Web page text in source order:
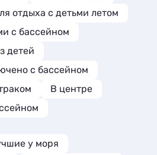
отдыха с детьми летом
с бассейном
детей
с бассейном
В центре
у моря